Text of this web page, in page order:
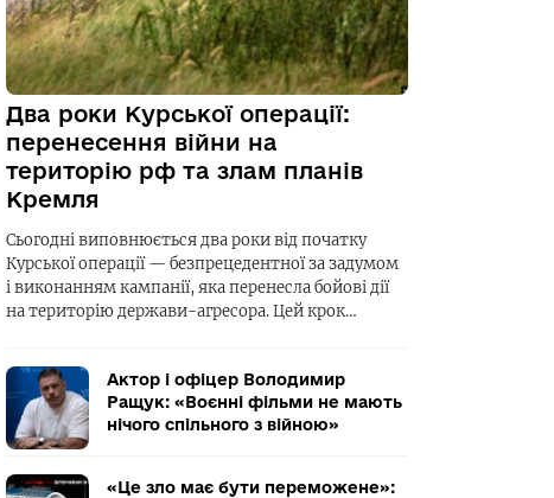
Два роки Курської операції:
перенесення війни на
територію рф та злам планів
Кремля
Сьогодні виповнюється два роки від початку
Курської операції — безпрецедентної за задумом
і виконанням кампанії, яка перенесла бойові дії
на територію держави-агресора. Цей крок…
Актор і офіцер Володимир
Ращук: «Воєнні фільми не мають
нічого спільного з війною»
«Це зло має бути переможене»: